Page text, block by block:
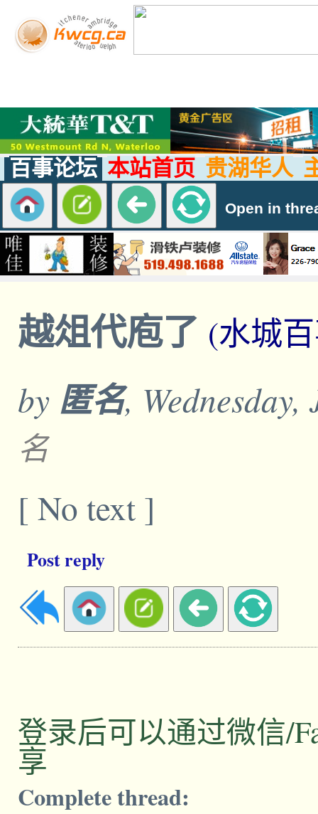
百事论坛 本站首页 贵湖华人
Open in
越俎代庖了 (水城
by 匿名,
名
[ No text ]
Post reply
登录后可以通过微信/
享
Complete thread: